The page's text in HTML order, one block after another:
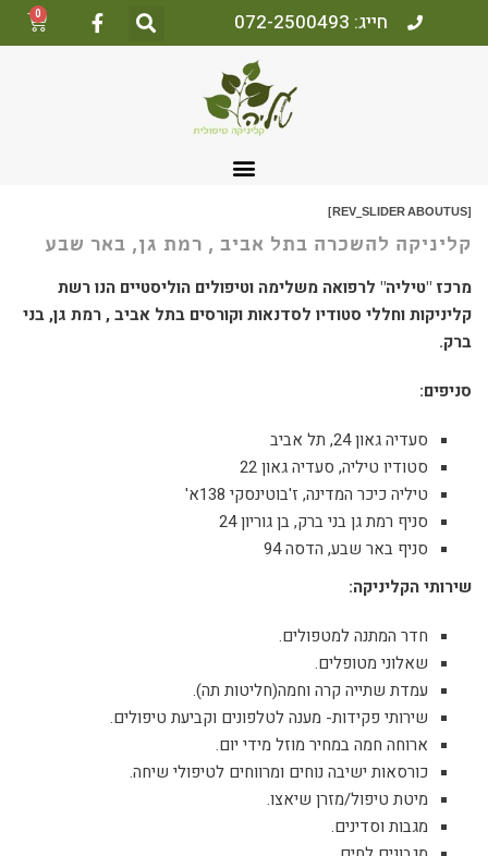
חייג: 072-2500493 0
קליניקה להשכרה בתל אביב , רמת גן, באר שבע
מרכז "טיליה" לרפואה משלימה וטיפולים הוליסטיים הנו רשת
קליניקות וחללי סטודיו לסדנאות וקורסים בתל אביב , רמת גן, בני
ברק.
סניפים:
סעדיה גאון 24, תל אביב
סטודיו טיליה, סעדיה גאון 22
טיליה כיכר המדינה, ז'בוטינסקי 138א'
סניף רמת גן בני ברק, בן גוריון 24
סניף באר שבע, הדסה 94
שירותי הקליניקה:
חדר המתנה למטפולים.
שאלוני מטופלים.
עמדת שתייה קרה וחמה(חליטות תה).
שירותי פקידות- מענה לטלפונים וקביעת טיפולים.
ארוחה חמה במחיר מוזל מידי יום.
כורסאות ישיבה נוחים ומרווחים לטיפולי שיחה.
מיטת טיפול/מזרן שיאצו.
מגבות וסדינים.